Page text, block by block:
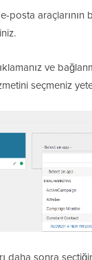
posta araçlarının
ve
seçmeniz